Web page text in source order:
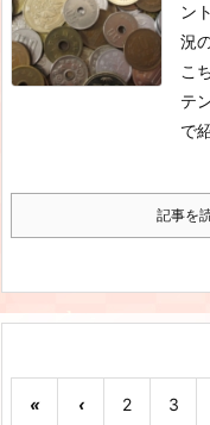
ン
況
こ
テ
で
記事を
« ‹ 2 3